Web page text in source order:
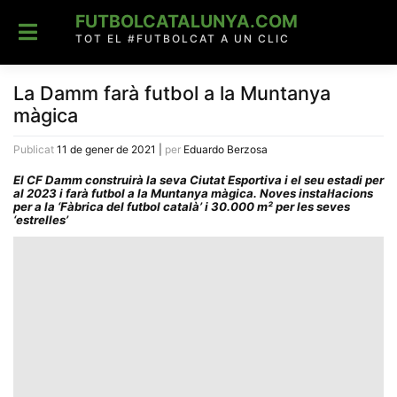
content
FUTBOLCATALUNYA.COM
TOT EL #FUTBOLCAT A UN CLIC
La Damm farà futbol a la Muntanya
màgica
Publicat 11 de gener de 2021 per Eduardo Berzosa
El CF Damm construirà la seva Ciutat Esportiva i el seu estadi per
al 2023 i farà futbol a la Muntanya màgica. Noves instal·lacions
per a la ‘Fàbrica del futbol català’ i 30.000 m² per les seves
‘estrelles’